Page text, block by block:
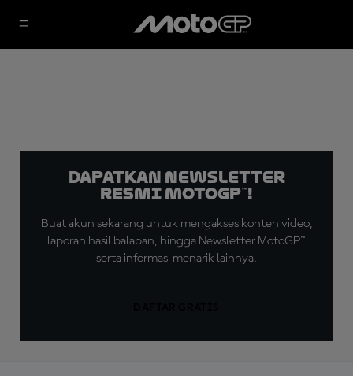
Dapatkan Newsletter
Resmi MotoGP™!
Buat akun sekarang untuk mengakses konten video,
laporan hasil balapan, hingga Newsletter MotoGP™
serta informasi menarik lainnya.